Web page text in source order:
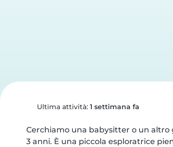
Ultima attività: 1 settimana fa
Cerchiamo una babysitter o un
3 anni. È una piccola esploratrice